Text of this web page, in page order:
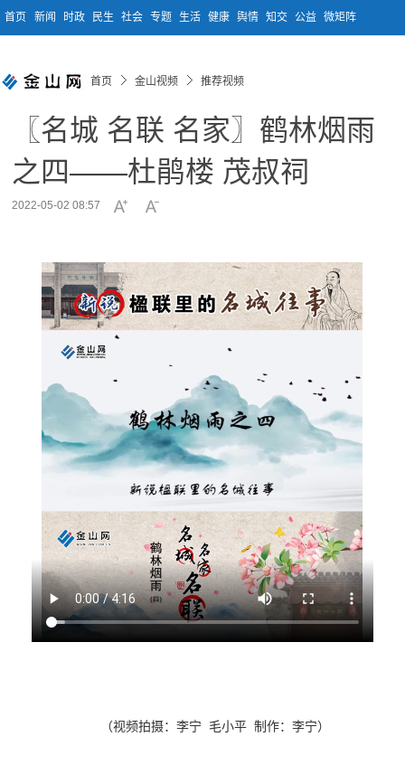
首页 新闻 时政 民生 社会 专题 生活 健康 舆情 知交 公益 微矩阵
首页 金山视频 推荐视频
〖名城 名联 名家〗鹤林烟雨
之四——杜鹃楼 茂叔祠
2022-05-02 08:57
（视频拍摄：李宁 毛小平 制作：李宁）